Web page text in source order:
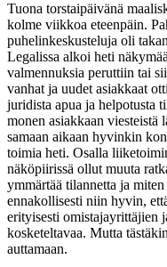
Tuona torstaipäivänä
kolme viikkoa eteenpäin.
puhelinkeskusteluja oli
Legalissa alkoi heti
valmennuksia peruttiin tai
vanhat ja uudet asiakkaat
juridista apua ja helpotusta
monen asiakkaan viesteistä
samaan aikaan hyvinkin
toimia heti. Osalla
näköpiirissä ollut muuta
ymmärtää tilannetta ja
ennakollisesti niin hyvin,
erityisesti omistajayrittäjien
kosketeltavaa. Mutta
auttamaan.